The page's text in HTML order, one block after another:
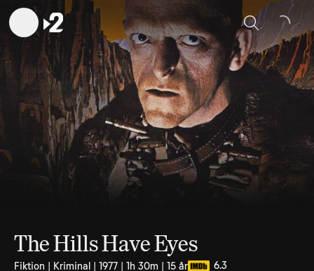
Sök
The Hills Have Eyes
Fiktion | Kriminal | 1977 | 1h 30m | 15 år 6.3